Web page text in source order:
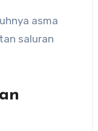
asma
saluran